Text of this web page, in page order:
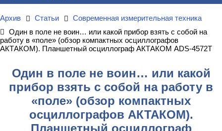
Архив Статьи
Современная измерительная техника
Один в поле не воин… или какой прибор взять с собой на
работу в «поле» (обзор компактных осциллографов
АКТАКОМ). Планшетный осциллограф АКТАКОМ ADS-4572T
Один в поле не воин… или какой
прибор взять с собой на работу в
«поле» (обзор компактных
осциллографов АКТАКОМ).
Планшетный осциллограф